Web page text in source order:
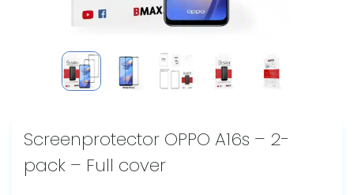
Screenprotector OPPO A16s – 2-
pack – Full cover